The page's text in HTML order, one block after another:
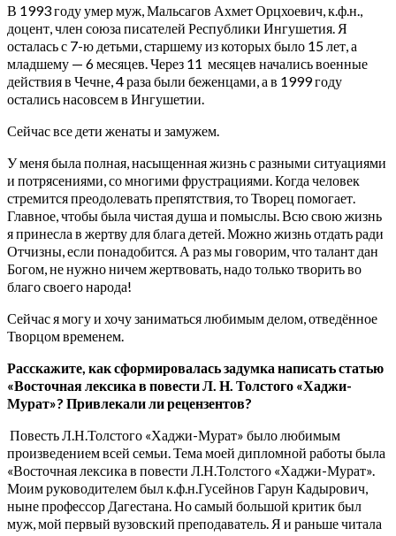
В 1993 году умер муж, Мальсагов Ахмет Орцхоевич, к.ф.н.,
доцент, член союза писателей Республики Ингушетия. Я
осталась с 7-ю детьми, старшему из которых было 15 лет, а
младшему — 6 месяцев. Через 11 месяцев начались военные
действия в Чечне, 4 раза были беженцами, а в 1999 году
остались насовсем в Ингушетии.
Сейчас все дети женаты и замужем.
У меня была полная, насыщенная жизнь с разными ситуациями
и потрясениями, со многими фрустрациями. Когда человек
стремится преодолевать препятствия, то Творец помогает.
Главное, чтобы была чистая душа и помыслы. Всю свою жизнь
я принесла в жертву для блага детей. Можно жизнь отдать ради
Отчизны, если понадобится. А раз мы говорим, что талант дан
Богом, не нужно ничем жертвовать, надо только творить во
благо своего народа!
Сейчас я могу и хочу заниматься любимым делом, отведённое
Творцом временем.
Расскажите, как сформировалась задумка написать статью
«Восточная лексика в повести Л. Н. Толстого «Хаджи-
Мурат»? Привлекали ли рецензентов?
Повесть Л.Н.Толстого «Хаджи-Мурат» было любимым
произведением всей семьи. Тема моей дипломной работы была
«Восточная лексика в повести Л.Н.Толстого «Хаджи-Мурат».
Моим руководителем был к.ф.н.Гусейнов Гарун Кадырович,
ныне профессор Дагестана. Но самый большой критик был
муж, мой первый вузовский преподаватель. Я и раньше читала